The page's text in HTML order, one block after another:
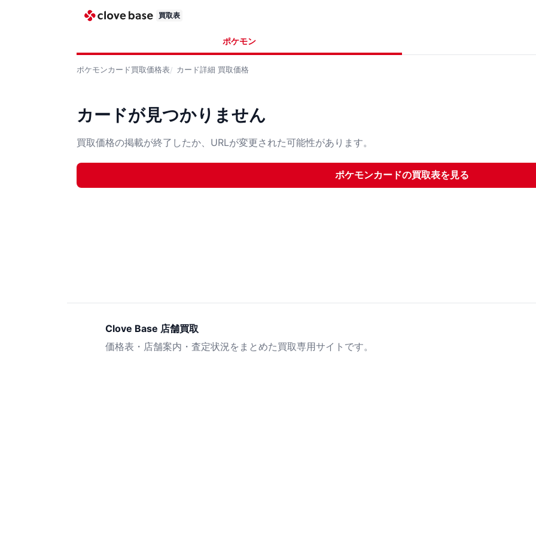
買取表
ポケモン
ポケモンカード買取価格表 カード詳細 買取価格
カードが見つかりません
買取価格の掲載が終了したか、URLが変更された可能性があります。
ポケモンカードの買取表を見る
Clove Base 店舗買取
価格表・店舗案内・査定状況をまとめた買取専用サイトです。